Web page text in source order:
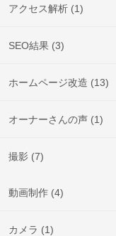
アクセス解析 (1)
SEO結果 (3)
ホームページ改造 (13)
オーナーさんの声 (1)
撮影 (7)
動画制作 (4)
カメラ (1)